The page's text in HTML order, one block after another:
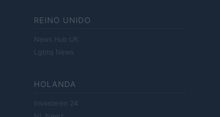
REINO UNIDO
News Hub UK
Lgbtq News
HOLANDA
Investeren 24